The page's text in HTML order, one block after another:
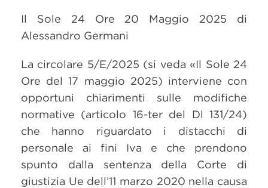
Il Sole 24 Ore 20 Maggio 2025 di
Alessandro Germani
La circolare 5/E/2025 (si veda «Il Sole 24
Ore del 17 maggio 2025) interviene con
opportuni chiarimenti sulle modifiche
normative (articolo 16-ter del Dl 131/24)
che hanno riguardato i distacchi di
personale ai fini Iva e che prendono
spunto dalla sentenza della Corte di
giustizia Ue dell’11 marzo 2020 nella causa